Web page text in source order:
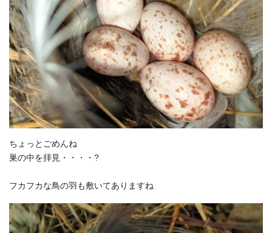
ちょっとごめんね
巣の中を拝見・・・・?
フカフカな鳥の羽も敷いてありますね